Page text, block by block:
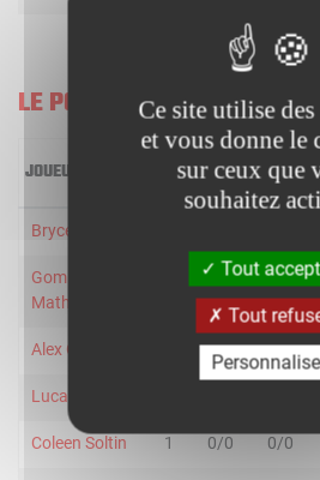
LE PORTEL
JOUEUR MIN 2R/2T 3R/3T
Bryce Wills
Gomis-
Matheo Boedi
1/1 0/0
Alex Ondze 2/2 0/2
Lucas Fischer
Coleen Soltin 1 0/0 0/0
Ce site utilise
et vous donne le
sur ceux que
souhaitez
Tout
Tout